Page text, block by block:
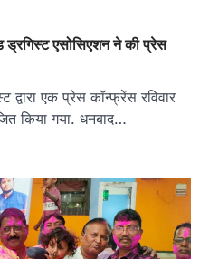
एसोसिएशन ने की प्रेस
एक प्रेस कॉन्फ्रेंस रविवार
किया गया. धनबाद…